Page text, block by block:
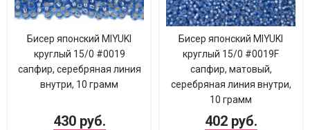
Бисер японский MIYUKI
круглый 15/0 #0019
сапфир, серебряная линия
внутри, 10 грамм
430 руб.
Бисер японский MIYUKI
круглый 15/0 #0019F
сапфир, матовый,
серебряная линия внутри,
10 грамм
402 руб.